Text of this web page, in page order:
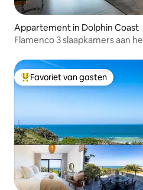
Appartement in Dolphin Coast
Flamenco 3 slaapkamers aan
Topfavoriet van gasten
Favoriet van gasten